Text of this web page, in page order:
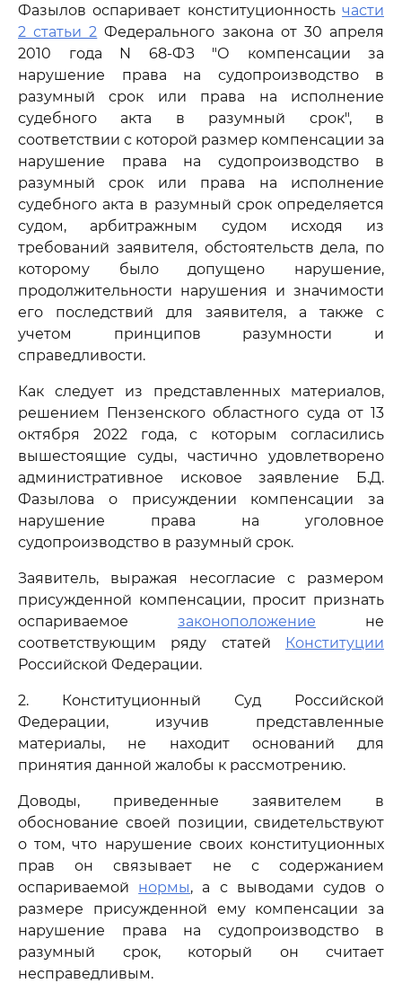
Фазылов оспаривает конституционность части
2 статьи 2 Федерального закона от 30 апреля
2010 года N 68-ФЗ "О компенсации за
нарушение права на судопроизводство в
разумный срок или права на исполнение
судебного акта в разумный срок", в
соответствии с которой размер компенсации за
нарушение права на судопроизводство в
разумный срок или права на исполнение
судебного акта в разумный срок определяется
судом, арбитражным судом исходя из
требований заявителя, обстоятельств дела, по
которому было допущено нарушение,
продолжительности нарушения и значимости
его последствий для заявителя, а также с
учетом принципов разумности и
справедливости.
Как следует из представленных материалов,
решением Пензенского областного суда от 13
октября 2022 года, с которым согласились
вышестоящие суды, частично удовлетворено
административное исковое заявление Б.Д.
Фазылова о присуждении компенсации за
нарушение права на уголовное
судопроизводство в разумный срок.
Заявитель, выражая несогласие с размером
присужденной компенсации, просит признать
оспариваемое законоположение не
соответствующим ряду статей
Конституции
Российской Федерации.
2. Конституционный Суд Российской
Федерации, изучив представленные
материалы, не находит оснований для
принятия данной жалобы к рассмотрению.
Доводы, приведенные заявителем в
обоснование своей позиции, свидетельствуют
о том, что нарушение своих конституционных
прав он связывает не с содержанием
оспариваемой нормы, а с выводами судов о
размере присужденной ему компенсации за
нарушение права на судопроизводство в
разумный срок, который он считает
несправедливым.